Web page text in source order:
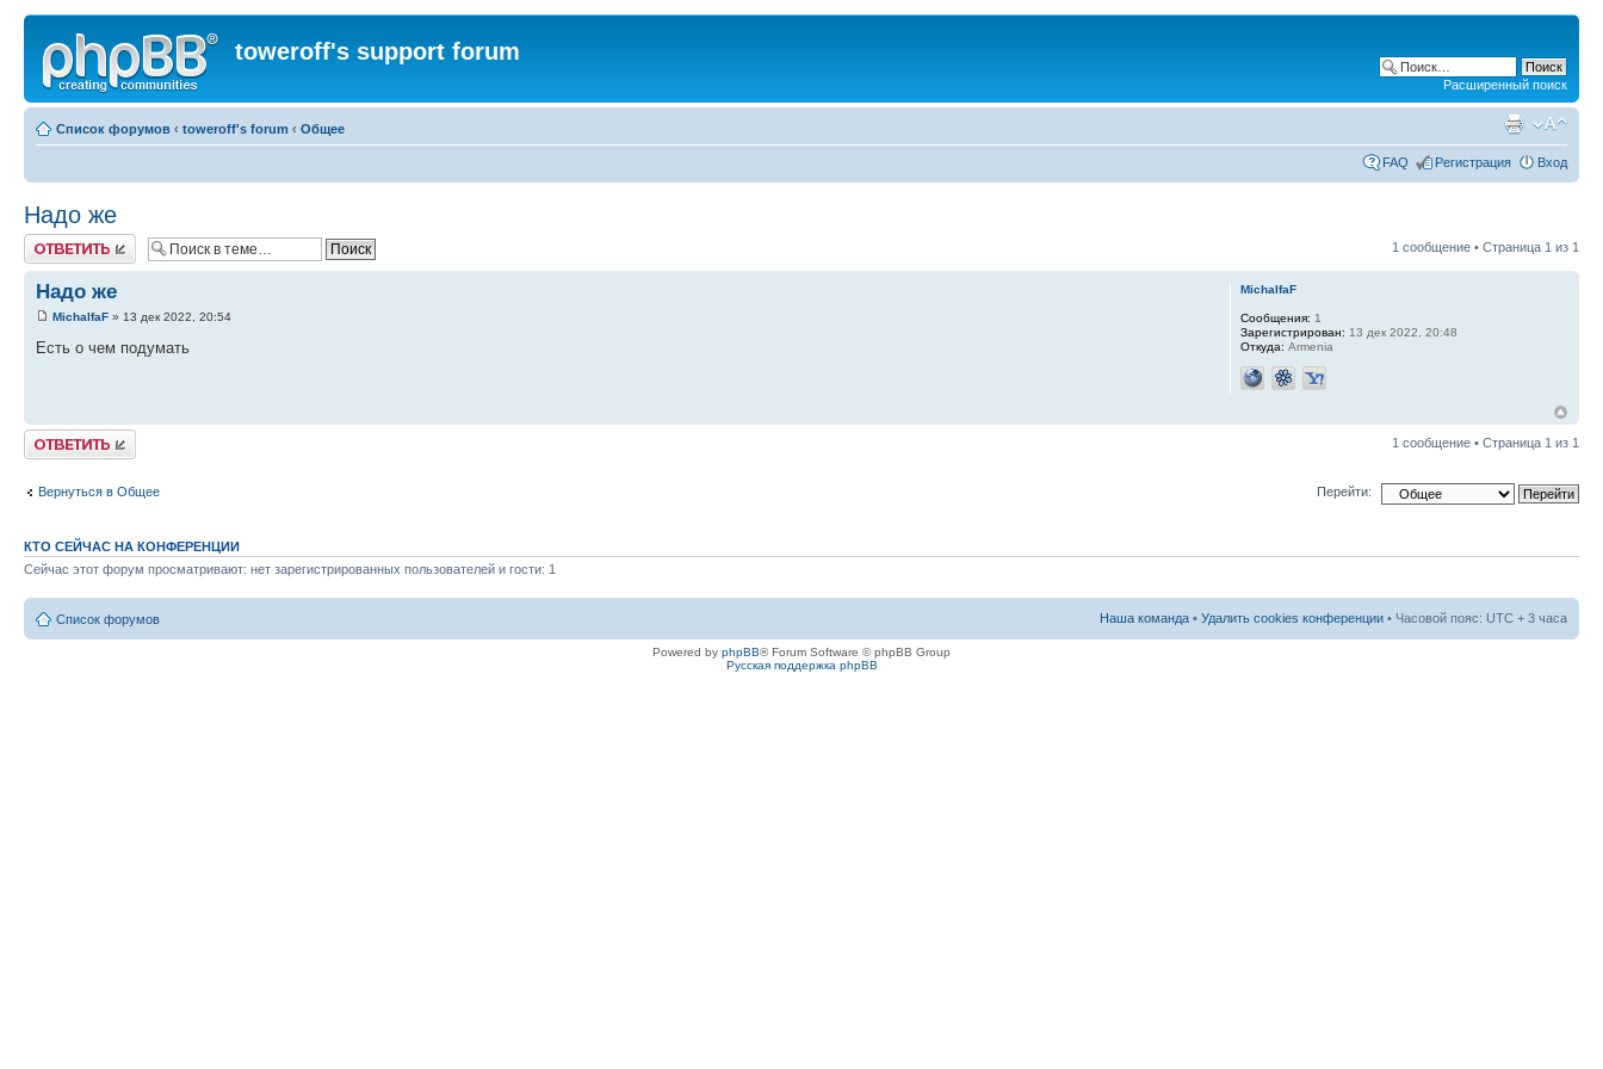
toweroff's support forum
Расширенный поиск
Список форумов ‹ toweroff's forum ‹ Общее
FAQ Регистрация Вход
Надо же
Ответить 1 сообщение • Страница 1 из 1
Надо же
MichalfaF » 13 дек 2022, 20:54
Есть о чем подумать
MichalfaF
Сообщения: 1
Зарегистрирован: 13 дек 2022, 20:48
Откуда: Armenia
Ответить 1 сообщение • Страница 1 из 1
Вернуться в Общее Перейти:
КТО СЕЙЧАС НА КОНФЕРЕНЦИИ
Сейчас этот форум просматривают: нет зарегистрированных пользователей и гости: 1
Список форумов Наша команда • Удалить cookies конференции • Часовой пояс: UTC + 3 часа
Powered by phpBB® Forum Software © phpBB Group
Русская поддержка phpBB